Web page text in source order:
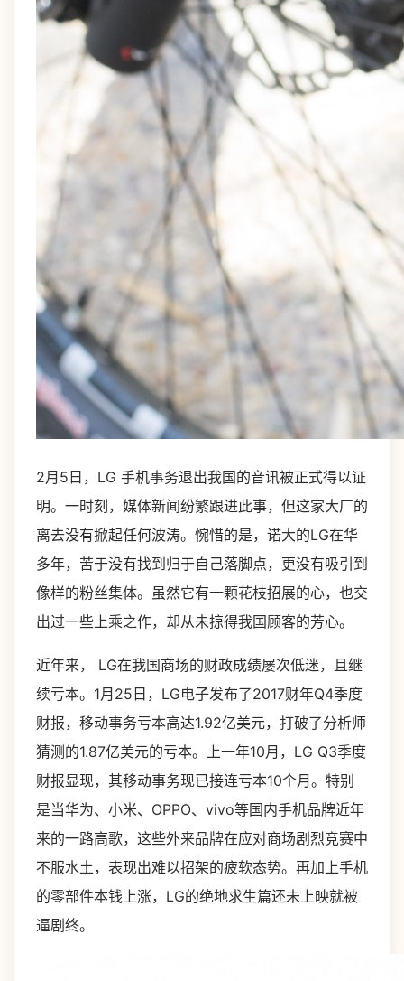
2月5日，LG 手机事务退出我国的音讯被正式得以证
明。一时刻，媒体新闻纷繁跟进此事，但这家大厂的
离去没有掀起任何波涛。惋惜的是，诺大的LG在华
多年，苦于没有找到归于自己落脚点，更没有吸引到
像样的粉丝集体。虽然它有一颗花枝招展的心，也交
出过一些上乘之作，却从未掠得我国顾客的芳心。
近年来， LG在我国商场的财政成绩屡次低迷，且继
续亏本。1月25日，LG电子发布了2017财年Q4季度
财报，移动事务亏本高达1.92亿美元，打破了分析师
猜测的1.87亿美元的亏本。上一年10月，LG Q3季度
财报显现，其移动事务现已接连亏本10个月。特别
是当华为、小米、OPPO、vivo等国内手机品牌近年
来的一路高歌，这些外来品牌在应对商场剧烈竞赛中
不服水土，表现出难以招架的疲软态势。再加上手机
的零部件本钱上涨，LG的绝地求生篇还未上映就被
逼剧终。